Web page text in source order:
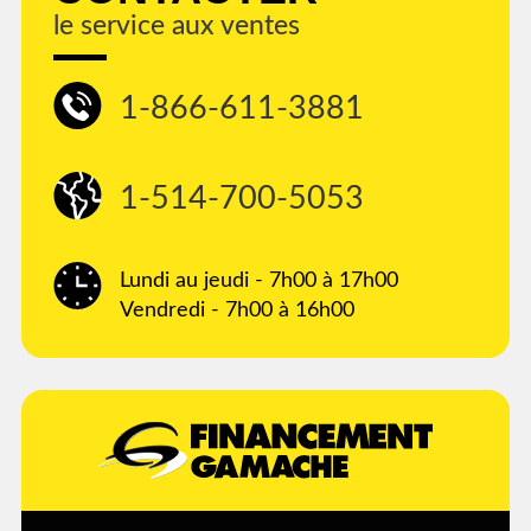
le service aux ventes
1-866-611-3881
1-514-700-5053
Lundi au jeudi - 7h00 à 17h00
Vendredi - 7h00 à 16h00